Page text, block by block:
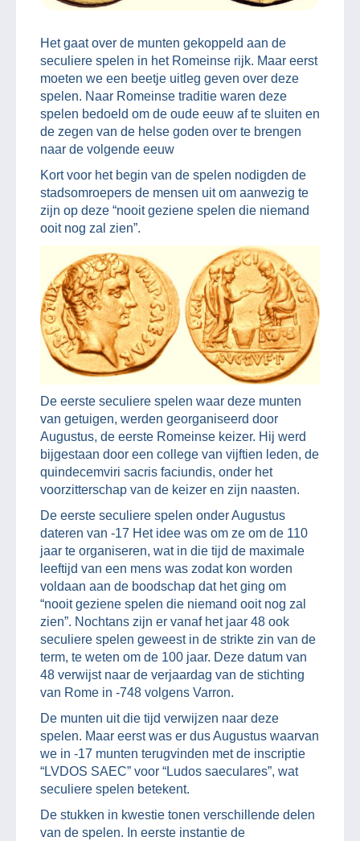
Het gaat over de munten gekoppeld aan de
seculiere spelen in het Romeinse rijk. Maar eerst
moeten we een beetje uitleg geven over deze
spelen. Naar Romeinse traditie waren deze
spelen bedoeld om de oude eeuw af te sluiten en
de zegen van de helse goden over te brengen
naar de volgende eeuw
Kort voor het begin van de spelen nodigden de
stadsomroepers de mensen uit om aanwezig te
zijn op deze “nooit geziene spelen die niemand
ooit nog zal zien”.
De eerste seculiere spelen waar deze munten
van getuigen, werden georganiseerd door
Augustus, de eerste Romeinse keizer. Hij werd
bijgestaan door een college van vijftien leden, de
quindecemviri sacris faciundis, onder het
voorzitterschap van de keizer en zijn naasten.
De eerste seculiere spelen onder Augustus
dateren van -17 Het idee was om ze om de 110
jaar te organiseren, wat in die tijd de maximale
leeftijd van een mens was zodat kon worden
voldaan aan de boodschap dat het ging om
“nooit geziene spelen die niemand ooit nog zal
zien”. Nochtans zijn er vanaf het jaar 48 ook
seculiere spelen geweest in de strikte zin van de
term, te weten om de 100 jaar. Deze datum van
48 verwijst naar de verjaardag van de stichting
van Rome in -748 volgens Varron.
De munten uit die tijd verwijzen naar deze
spelen. Maar eerst was er dus Augustus waarvan
we in -17 munten terugvinden met de inscriptie
“LVDOS SAEC” voor “Ludos saeculares”, wat
seculiere spelen betekent.
De stukken in kwestie tonen verschillende delen
van de spelen. In eerste instantie de